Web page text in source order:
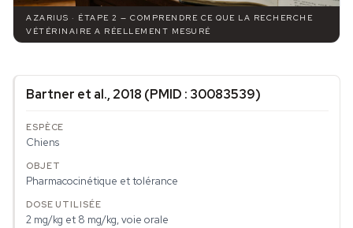
AZARIUS · ÉTAPE 2 — COMPRENDRE CE QUE LA RECHERCHE
VÉTÉRINAIRE A RÉELLEMENT MESURÉ
Bartner et al., 2018 (PMID : 30083539)
Chiens
Pharmacocinétique et tolérance
2 mg/kg et 8 mg/kg, voie orale